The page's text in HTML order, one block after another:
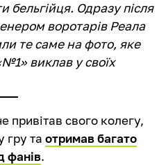
бельгійця. Одразу після
воротарів Реала
те саме на фото, яке
виклав у своїх
привітав свого колегу,
гру та отримав багато
фанів.